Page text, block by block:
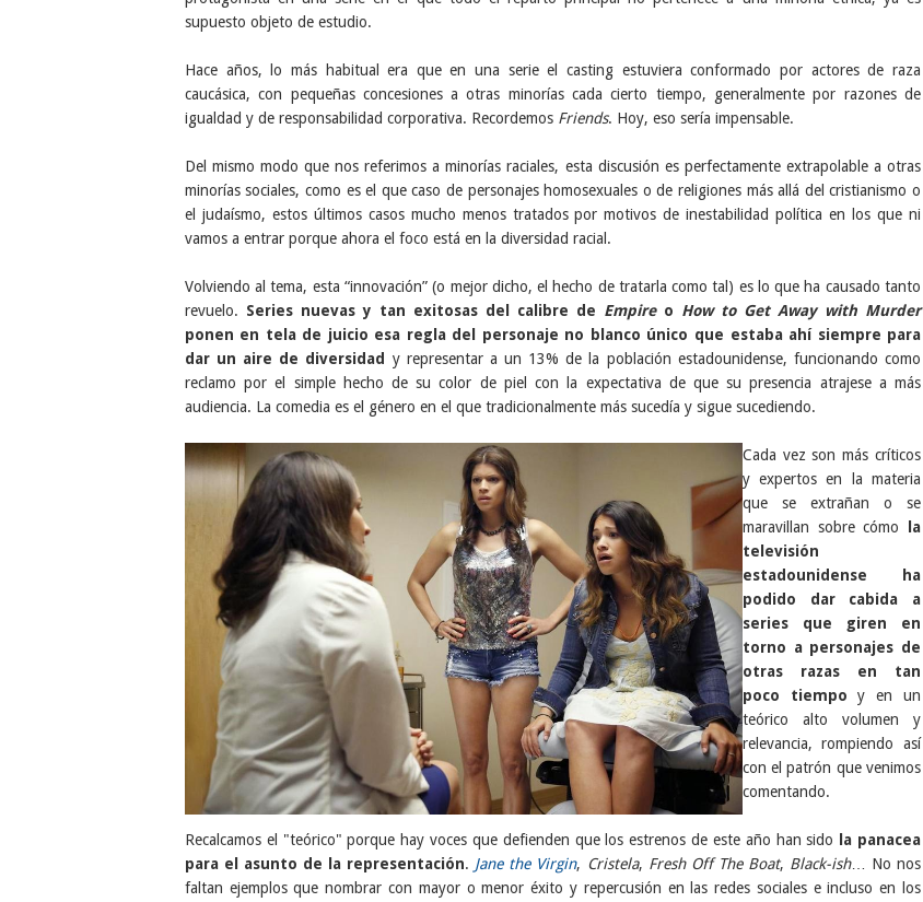
supuesto objeto de estudio.
Hace años, lo más habitual era que en una serie el casting estuviera conformado por actores de raza
caucásica, con pequeñas concesiones a otras minorías cada cierto tiempo, generalmente por razones de
igualdad y de responsabilidad corporativa. Recordemos Friends. Hoy, eso sería impensable.
Del mismo modo que nos referimos a minorías raciales, esta discusión es perfectamente extrapolable a otras
minorías sociales, como es el que caso de personajes homosexuales o de religiones más allá del cristianismo o
el judaísmo, estos últimos casos mucho menos tratados por motivos de inestabilidad política en los que ni
vamos a entrar porque ahora el foco está en la diversidad racial.
Volviendo al tema, esta “innovación” (o mejor dicho, el hecho de tratarla como tal) es lo que ha causado tanto
revuelo. Series nuevas y tan exitosas del calibre de Empireo How to Get Away with Murder
ponen en tela de juicio esa regla del personaje no blanco único que estaba ahí siempre para
dar un aire de diversidad
y representar a un 13% de la población estadounidense, funcionando como
reclamo por el simple hecho de su color de piel con la expectativa de que su presencia atrajese a más
audiencia. La comedia es el género en el que tradicionalmente más sucedía y sigue sucediendo.
Cada vez son más críticos
y expertos en la materia
que se extrañan o se
maravillan sobre cómo
la
televisión
estadounidense ha
podido dar cabida a
series que giren en
torno a personajes de
otras razas en tan
poco tiempoy en un
teórico alto volumen y
relevancia, rompiendo así
con el patrón que venimos
comentando.
Recalcamos el "teórico" porque hay voces que defienden que los estrenos de este año han sido
la panacea
para el asunto de la representación. Jane the Virgin, Cristela, Fresh Off The Boat, Black-ish… No nos
faltan ejemplos que nombrar con mayor o menor éxito y repercusión en las redes sociales e incluso en los